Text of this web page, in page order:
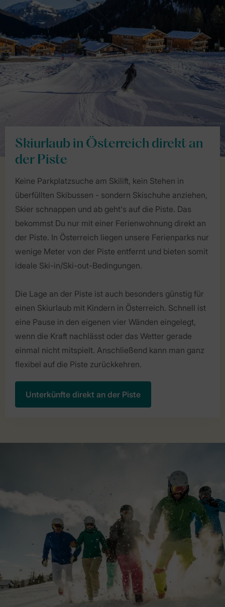
Skiurlaub in Österreich direkt an
der Piste
Keine Parkplatzsuche am Skilift, kein Stehen in
überfüllten Skibussen - sondern Skischuhe anziehen,
Skier schnappen und ab geht's auf die Piste. Das
bekommst Du nur mit einer Ferienwohnung direkt an
der Piste. In Österreich liegen unsere Ferienparks nur
wenige Meter von der Piste entfernt und bieten somit
ideale Ski-in/Ski-out-Bedingungen.
Die Lage an der Piste ist auch besonders günstig für
einen Skiurlaub mit Kindern in Österreich. Schnell ist
eine Pause in den eigenen vier Wänden eingelegt,
wenn die Kraft nachlässt oder das Wetter gerade
einmal nicht mitspielt. Anschließend kann man ganz
flexibel auf die Piste zurückkehren.
Unterkünfte direkt an der Piste